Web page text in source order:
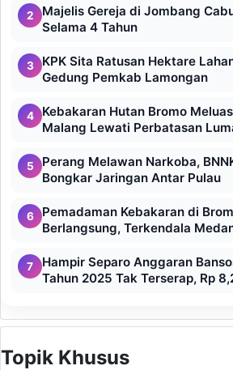
2
Majelis Gereja di Jombang
Selama 4 Tahun
3
KPK Sita Ratusan Hektare
Gedung Pemkab Lamongan
4
Kebakaran Hutan Bromo
Malang Lewati Perbatasan
5
Perang Melawan Narkoba,
Bongkar Jaringan Antar Pulau
6
Pemadaman Kebakaran di
Berlangsung, Terkendala
7
Hampir Separo Anggaran
Tahun 2025 Tak Terserap, Rp
Topik Khusus